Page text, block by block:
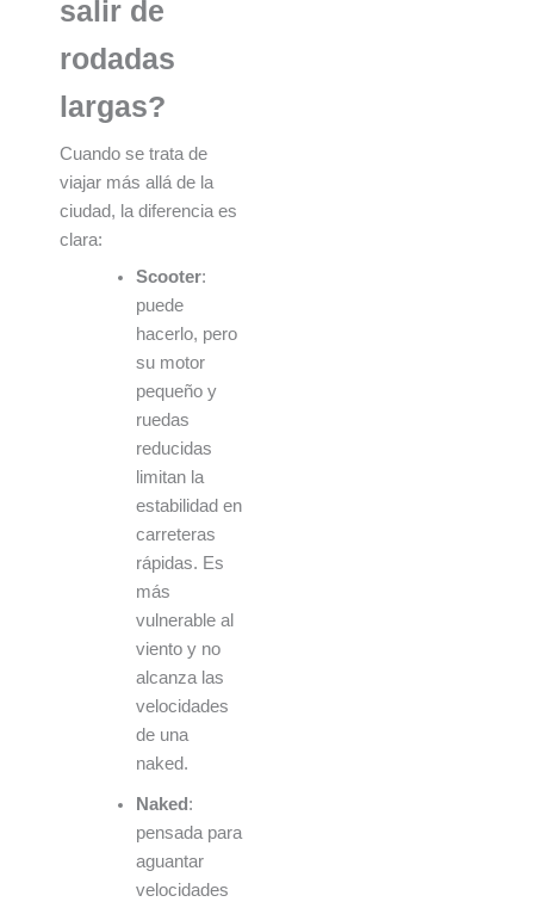
salir de
rodadas
largas?
Cuando se trata de
viajar más allá de la
ciudad, la diferencia es
clara:
Scooter:
puede
hacerlo, pero
su motor
pequeño y
ruedas
reducidas
limitan la
estabilidad en
carreteras
rápidas. Es
más
vulnerable al
viento y no
alcanza las
velocidades
de una
naked.
Naked :
pensada para
aguantar
velocidades